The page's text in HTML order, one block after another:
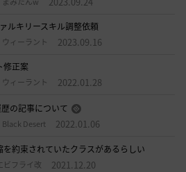
ルキリースキル調整依頼
ウィーラント 2023.09.16
正案
ウィーラント 2022.01.28
の記事について
Black Desert 2022.01.06
を約束されていたクラスがあるらしい
ビフライ改 2021.12.20